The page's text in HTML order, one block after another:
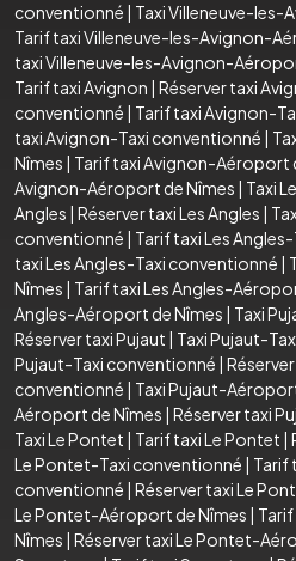
conventionné | Taxi Villeneuve-les-
Tarif taxi Villeneuve-les-Avignon-
taxi Villeneuve-les-Avignon-
Tarif taxi Avignon | Réserver taxi
conventionné | Tarif taxi Avignon-
taxi Avignon-Taxi conventionné |
Nîmes | Tarif taxi Avignon-Aéroport
Avignon-Aéroport de Nîmes | Taxi
Angles | Réserver taxi Les Angles |
conventionné | Tarif taxi Les
taxi Les Angles-Taxi conventionné |
Nîmes | Tarif taxi Les Angles-
Angles-Aéroport de Nîmes | Taxi
Réserver taxi Pujaut | Taxi Pujaut-
Pujaut-Taxi conventionné |
conventionné | Taxi Pujaut-
Aéroport de Nîmes | Réserver taxi
Taxi Le Pontet | Tarif taxi Le Pontet |
Le Pontet-Taxi conventionné | Tarif
conventionné | Réserver taxi Le
Le Pontet-Aéroport de Nîmes |
Nîmes | Réserver taxi Le Pontet-